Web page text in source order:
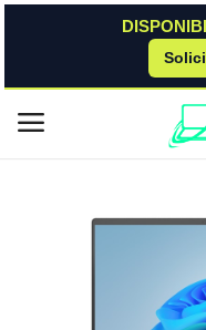
Meniu principal